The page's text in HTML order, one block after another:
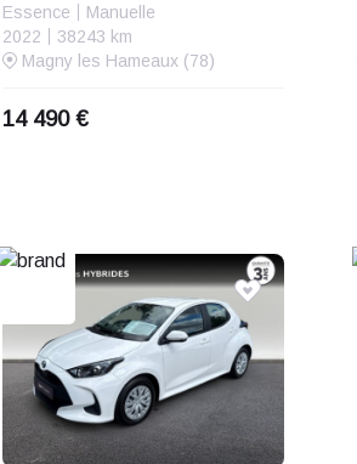
Essence
Manuelle
2022
38243 km
Magny les Hameaux (78)
14 490 €